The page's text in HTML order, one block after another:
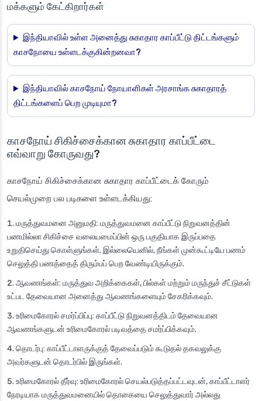
மக்களும் கேட்கிறார்கள்
இந்தியாவில் உள்ள அனைத்து சுகாதார காப்பீட்டு திட்டங்களும்
காசநோயை உள்ளடக்குகின்றனவா?
இந்தியாவில் காசநோய் நோயாளிகள் அரசாங்க சுகாதாரத்
திட்டங்களைப் பெற முடியுமா?
காசநோய் சிகிச்சைக்கான சுகாதார காப்பீட்டை
எவ்வாறு கோருவது?
காசநோய் சிகிச்சைக்கான சுகாதார காப்பீட்டைக் கோரும்
செயல்முறை பல படிகளை உள்ளடக்கியது:
மருத்துவமனை அனுமதி: மருத்துவமனை காப்பீட்டு நிறுவனத்தின்
பணமில்லா சிகிச்சை வலையமைப்பின் ஒரு பகுதியாக இருப்பதை
உறுதிசெய்து கொள்ளுங்கள். இல்லையெனில், நீங்கள் முன்கூட்டியே பணம்
செலுத்தி பணத்தைத் திரும்பப் பெற வேண்டியிருக்கும்.
ஆவணங்கள்: மருத்துவ அறிக்கைகள், பில்கள் மற்றும் மருந்துச் சீட்டுகள்
உட்பட தேவையான அனைத்து ஆவணங்களையும் சேகரிக்கவும்.
உரிமைகோரல் சமர்ப்பிப்பு: காப்பீட்டு நிறுவனத்திடம் தேவையான
ஆவணங்களுடன் உரிமைகோரல் படிவத்தை சமர்ப்பிக்கவும்.
தொடர்பு: காப்பீட்டாளருக்குத் தேவைப்படும் கூடுதல் தகவலுக்கு
அவர்களுடன் தொடர்பில் இருங்கள்.
உரிமைகோரல் தீர்வு: உரிமைகோரல் செயல்படுத்தப்பட்டவுடன், காப்பீட்டாளர்
நேரடியாக மருத்துவமனையில் தொகையை செலுத்துவார் அல்லது